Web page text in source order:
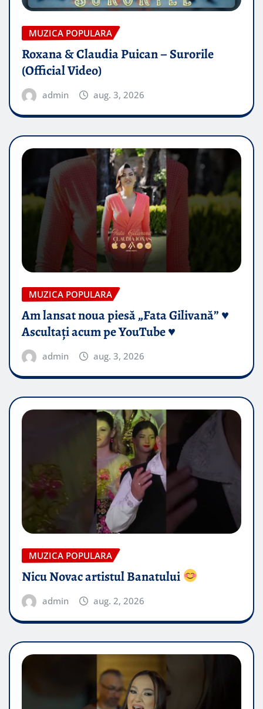
MUZICA POPULARA
Roxana & Claudia Puican – Surorile
(Official Video)
admin aug. 3, 2026
MUZICA POPULARA
Am lansat noua piesă „Fata Gilivană” ♥️
Ascultați acum pe YouTube ♥️
admin aug. 3, 2026
MUZICA POPULARA
Nicu Novac artistul Banatului
admin aug. 2, 2026